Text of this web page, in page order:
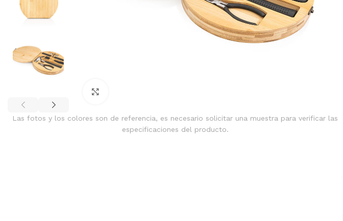
Las fotos y los colores son de referencia, es necesario solicitar una muestra para verificar las
especificaciones del producto.